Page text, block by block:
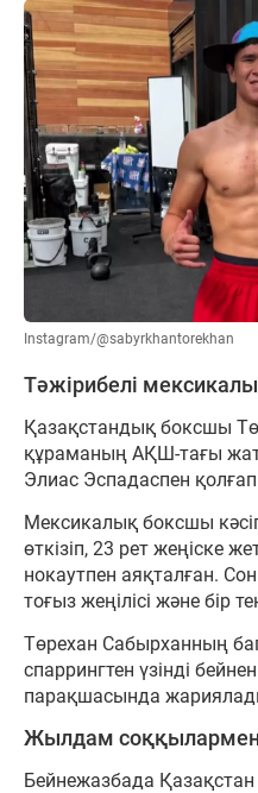
Instagram/@sabyrkhantorekhan
Тәжірибелі
Қазақстандық боксшы
құраманың АҚШ-тағы
Элиас Эспадаспен қолғап
Мексикалық боксшы
өткізіп, 23 рет жеңіске
нокаутпен аяқталған.
тоғыз жеңілісі және бір
Төрехан Сабырханның
спаррингтен үзінді
парақшасында
Жылдам соққылармен
Бейнежазбада